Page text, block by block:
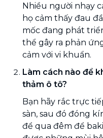
Nhiều người nhạy
họ cảm thấy đau
mốc đang phát
thể gây ra phản
cảm với vi khuẩn.
Làm cách nào để
thảm ô tô?
Bạn hãy rắc trực
sàn, sau đó đóng
để qua đêm để